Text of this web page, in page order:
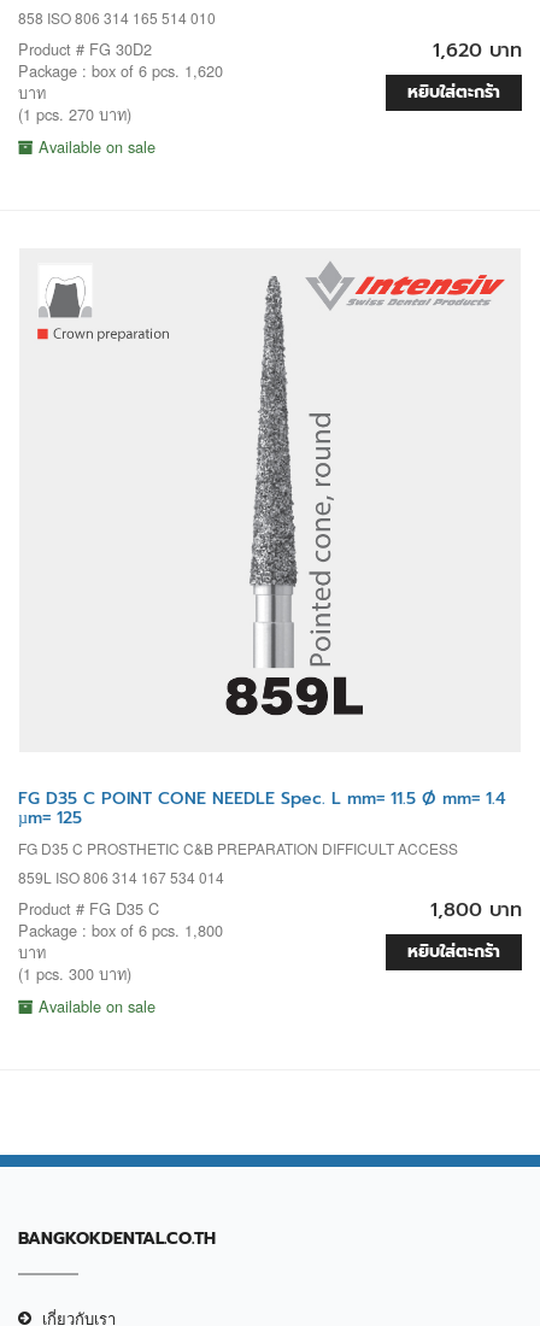
858 ISO 806 314 165 514 010
Product # FG 30D2
Package : box of 6 pcs. 1,620
บาท
(1 pcs. 270 บาท)
Available on sale
1,620 บาท
หยิบใส่ตะกร้า
FG D35 C POINT CONE NEEDLE Spec. L mm= 11.5 Ø mm= 1.4
µm= 125
FG D35 C PROSTHETIC C&B PREPARATION DIFFICULT ACCESS
859L ISO 806 314 167 534 014
Product # FG D35 C
Package : box of 6 pcs. 1,800
บาท
(1 pcs. 300 บาท)
Available on sale
1,800 บาท
หยิบใส่ตะกร้า
BANGKOKDENTAL.CO.TH
เกี่ยวกับเรา